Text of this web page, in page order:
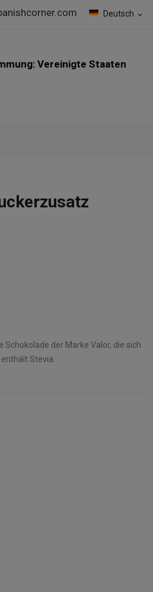
Deutsch expand_more
Vereinigte Staaten
der Marke Valor, die sich
Stevia.